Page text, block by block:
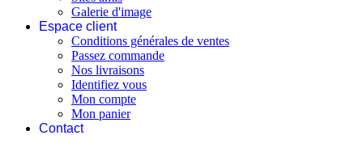
Galerie d'image
Espace client
Conditions générales de ventes
Passez commande
Nos livraisons
Identifiez vous
Mon compte
Mon panier
Contact